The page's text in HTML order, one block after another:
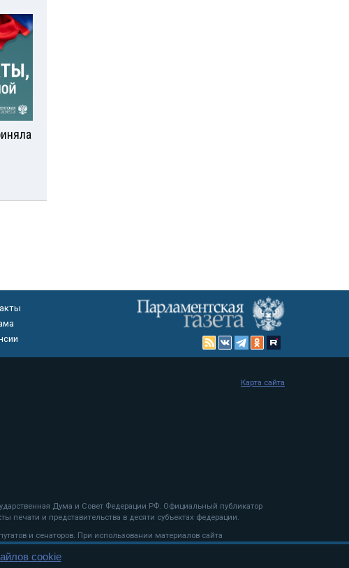
Дума и Совет Федерации РФ. Официальный публикатор
печати и представительства в десяти субъектах федерации.
и сенаторов. При использовании материалов сайта
Карта сайта
cookie